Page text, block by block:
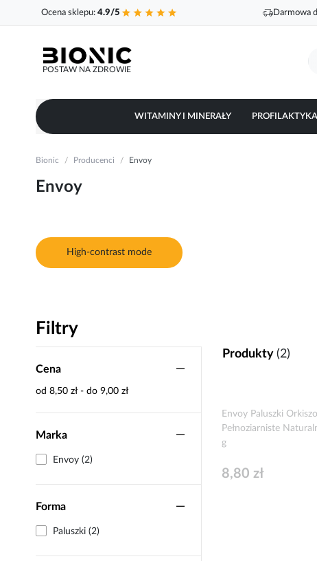
Ocena sklepu: 4.9/5 Darmowa
POSTAW NA ZDROWIE
WITAMINY I MINERAŁY
Bionic Producenci Envoy
Envoy
High-contrast mode
Filtry
Cena
od 8,50 zł - do 9,00 zł
Marka
Envoy (2)
Forma
Paluszki (2)
Produkty (2)
Envoy Paluszki
Pełnoziarniste
g
8,80 zł